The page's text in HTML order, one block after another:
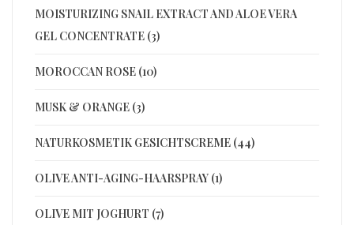
MOISTURIZING SNAIL EXTRACT AND ALOE VERA
GEL CONCENTRATE (3)
MOROCCAN ROSE (10)
MUSK & ORANGE (3)
NATURKOSMETIK GESICHTSCREME (44)
OLIVE ANTI-AGING-HAARSPRAY (1)
OLIVE MIT JOGHURT (7)